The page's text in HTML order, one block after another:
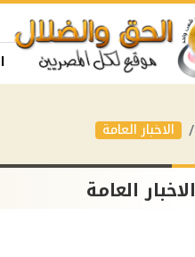
الاخبار العامة
الاخبار العامة